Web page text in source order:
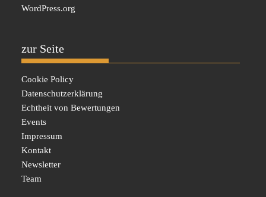
WordPress.org
zur Seite
Cookie Policy
Datenschutzerklärung
Echtheit von Bewertungen
Events
Impressum
Kontakt
Newsletter
Team